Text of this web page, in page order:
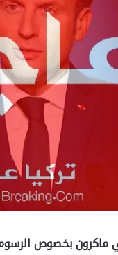
بخصوص الرسوم